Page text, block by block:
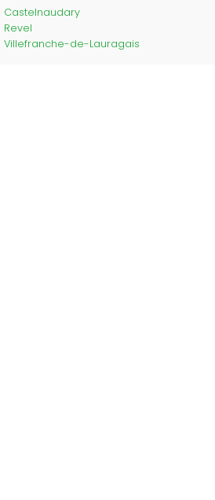
Castelnaudary
Revel
Villefranche-de-Lauragais